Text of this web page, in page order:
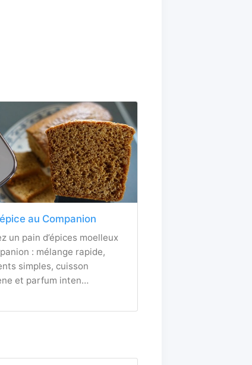
au Companion
un pain d’épices moelleux
: mélange rapide,
simples, cuisson
et parfum inten…